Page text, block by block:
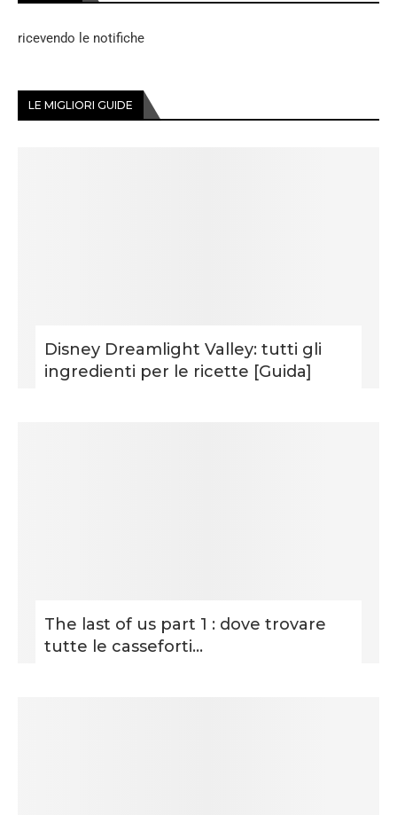
ricevendo le notifiche
LE MIGLIORI GUIDE
Disney Dreamlight Valley: tutti gli
ingredienti per le ricette [Guida]
The last of us part 1 : dove trovare
tutte le casseforti...